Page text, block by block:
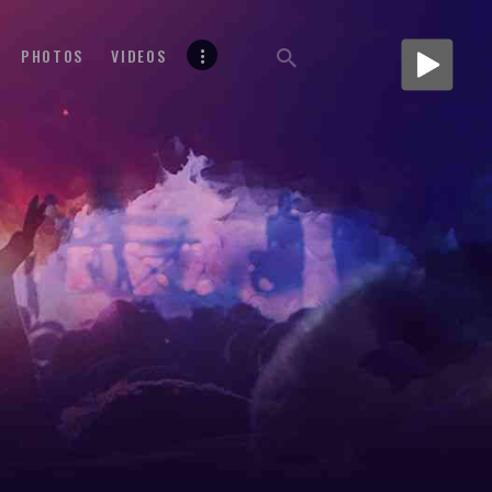
PHOTOS VIDEOS